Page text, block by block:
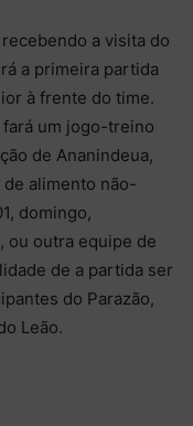
a visita do
a primeira partida
à frente do time.
um jogo-treino
de Ananindeua,
alimento não-
domingo,
ou outra equipe de
de a partida ser
do Parazão,
Leão.